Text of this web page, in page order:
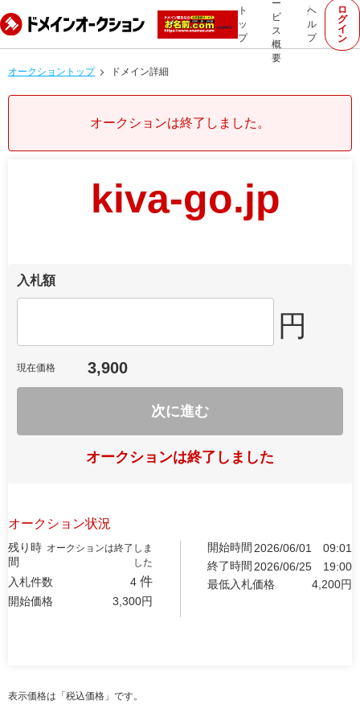
ト
ッ
プ
ー
ビ
ス
概
要
ヘ
ル
プ
ロ
グ
イ
ン
オークショントップ ドメイン詳細
オークションは終了しました。
kiva-go.jp
入札額
円
現在価格 3,900
次に進む
オークションは終了しました
オークション状況
残り時
間
オークションは終了しま
した
入札件数 4 件
開始価格 3,300円
開始時間 2026/06/01
09:01
終了時間 2026/06/25
19:00
最低入札価格
4,200円
表示価格は「税込価格」です。